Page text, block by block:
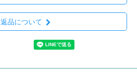
返品について